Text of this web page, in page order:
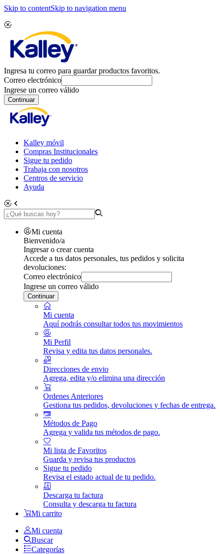
Skip to contentSkip to navigation menu
Ingresa tu correo para guardar productos favoritos.
Correo electrónico
Ingrese un correo válido
Continuar
Kalley móvil
Compras Institucionales
Sigue tu pedido
Trabaja con nosotros
Centros de servicio
Ayuda
Mi cuenta
Bienvenido/a
Ingresar o crear cuenta
Accede a tus datos personales, tus pedidos y solicita
devoluciones:
Correo electrónico
Ingrese un correo válido
Continuar
Mi cuenta
Aquí podrás consultar todos tus movimientos
Mi Perfil
Revisa y edita tus datos personales.
Direcciones de envio
Agrega, edita y/o elimina una dirección
Ordenes Anteriores
Gestiona tus pedidos, devoluciones y fechas de entrega.
Métodos de Pago
Agrega y valida tus métodos de pago.
Mi lista de Favoritos
Guarda y revisa tus productos
Sigue tu pedido
Revisa el estado actual de tu pedido.
Descarga tu factura
Consulta y descarga tu factura
Mi carrito
Mi cuenta
Buscar
Categorías